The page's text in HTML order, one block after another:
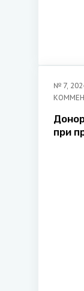
№ 7,
при